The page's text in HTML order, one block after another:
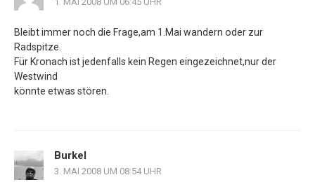
Bleibt immer noch die Frage,am 1.Mai wandern oder zur
Radspitze.
Für Kronach ist jedenfalls kein Regen eingezeichnet,nur der
Westwind
könnte etwas stören.
Burkel
3. MAI 2008 UM 08:54 UHR